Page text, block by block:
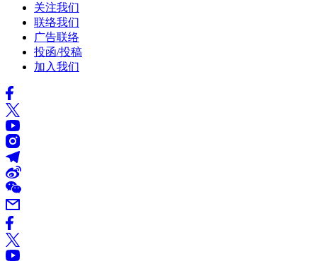
关注我们
联络我们
广告联络
投函/投稿
加入我们